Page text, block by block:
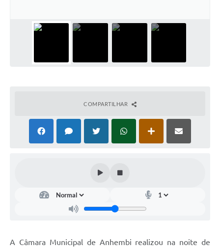
COMPARTILHAR
A Câmara Municipal de Anhembi realizou na noite de